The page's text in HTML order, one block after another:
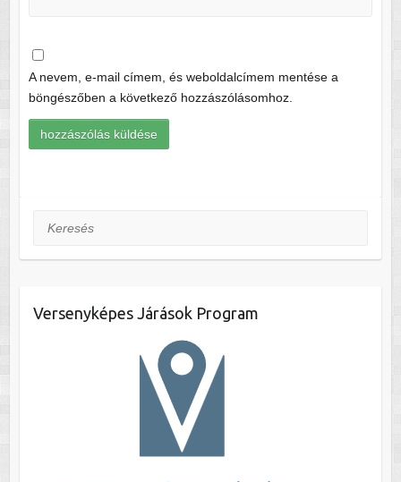
A nevem, e-mail címem, és weboldalcímem mentése a
böngészőben a következő hozzászólásomhoz.
Keresés
Versenyképes Járások Program